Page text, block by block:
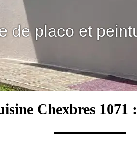
de placo et
Chexbres 1071